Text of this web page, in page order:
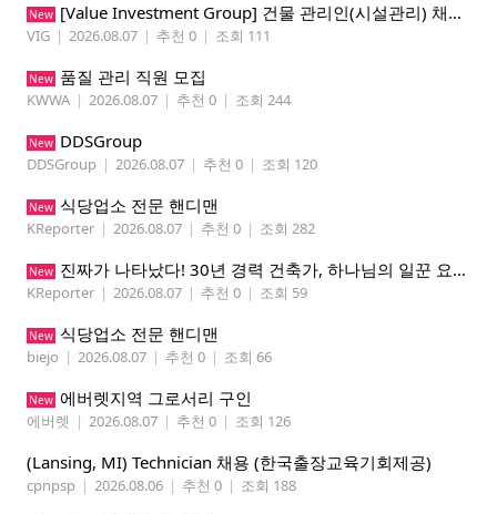
New [Value Investment Group] 건물 관리인(시설관리) 채용 공고
VIG | 2026.08.07 | 추천 0 | 조회 111
New 품질 관리 직원 모집
KWWA | 2026.08.07 | 추천 0 | 조회 244
New DDSGroup
DDSGroup | 2026.08.07 | 추천 0 | 조회 120
New 식당업소 전문 핸디맨
KReporter | 2026.08.07 | 추천 0 | 조회 282
New 진짜가 나타났다! 30년 경력 건축가, 하나님의 일꾼 요한이 책임 시공합니다.
KReporter | 2026.08.07 | 추천 0 | 조회 59
New 식당업소 전문 핸디맨
biejo | 2026.08.07 | 추천 0 | 조회 66
New 에버렛지역 그로서리 구인
에버렛 | 2026.08.07 | 추천 0 | 조회 126
(Lansing, MI) Technician 채용 (한국출장교육기회제공)
cpnpsp | 2026.08.06 | 추천 0 | 조회 188